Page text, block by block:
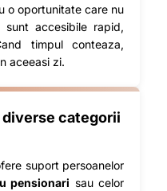
o oportunitate care nu
sunt accesibile rapid,
timpul conteaza,
aceeasi zi.
categorii
suport persoanelor
pensionari sau celor